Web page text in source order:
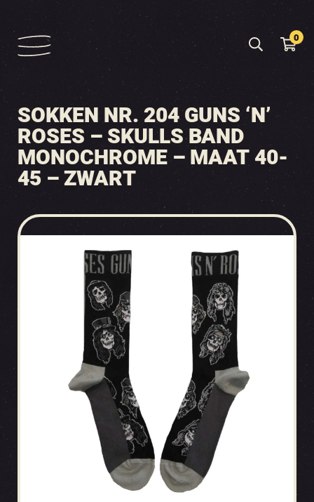
0
SOKKEN NR. 204 GUNS ‘N’
ROSES – SKULLS BAND
MONOCHROME – MAAT 40-
45 – ZWART